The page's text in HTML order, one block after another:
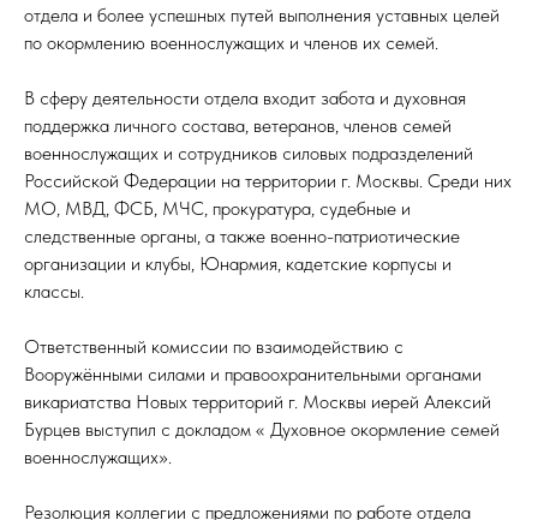
отдела и более успешных путей выполнения уставных целей
по окормлению военнослужащих и членов их семей.
В сферу деятельности отдела входит забота и духовная
поддержка личного состава, ветеранов, членов семей
военнослужащих и сотрудников силовых подразделений
Российской Федерации на территории г. Москвы. Среди них
МО, МВД, ФСБ, МЧС, прокуратура, судебные и
следственные органы, а также военно-патриотические
организации и клубы, Юнармия, кадетские корпусы и
классы.
Ответственный комиссии по взаимодействию с
Вооружёнными силами и правоохранительными органами
викариатства Новых территорий г. Москвы иерей Алексий
Бурцев выступил с докладом « Духовное окормление семей
военнослужащих».
Резолюция коллегии с предложениями по работе отдела